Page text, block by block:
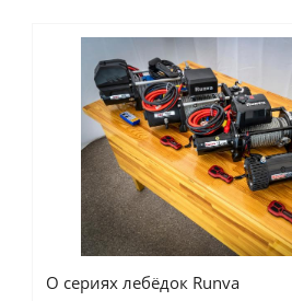
О сериях лебёдок Runva